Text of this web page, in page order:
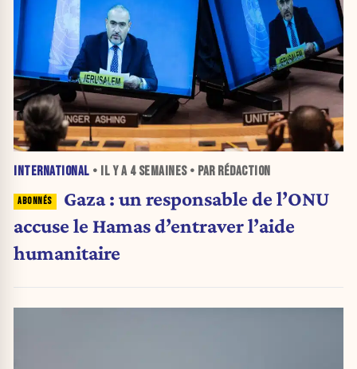
INTERNATIONAL • IL Y A 4 SEMAINES• PAR RÉDACTION
Gaza : un responsable de l’ONU
accuse le Hamas d’entraver l’aide
humanitaire